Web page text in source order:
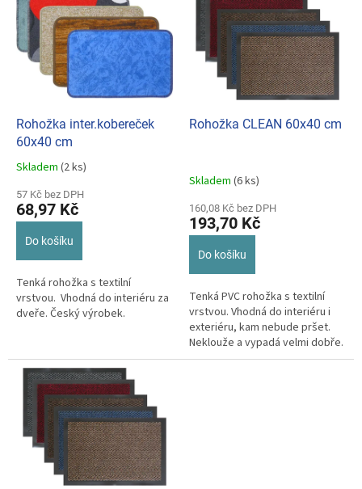
Rohožka inter.kobereček
60x40 cm
Průměrné
produktu
je
5
hvězdiček.
Skladem (2 ks)
57 Kč bez DPH
68,97 Kč
Do košíku
Tenká rohožka s textilní
vrstvou. Vhodná do interiéru za
dveře. Český výrobek.
Rohožka CLEAN 60x40 cm
Skladem (6 ks)
160,08 Kč bez DPH
193,70 Kč
Do košíku
Tenká PVC rohožka s textilní
vrstvou. Vhodná do interiéru i
exteriéru, kam nebude pršet.
Neklouže a vypadá velmi dobře.
Český výrobek. Hnědá, šedá,...